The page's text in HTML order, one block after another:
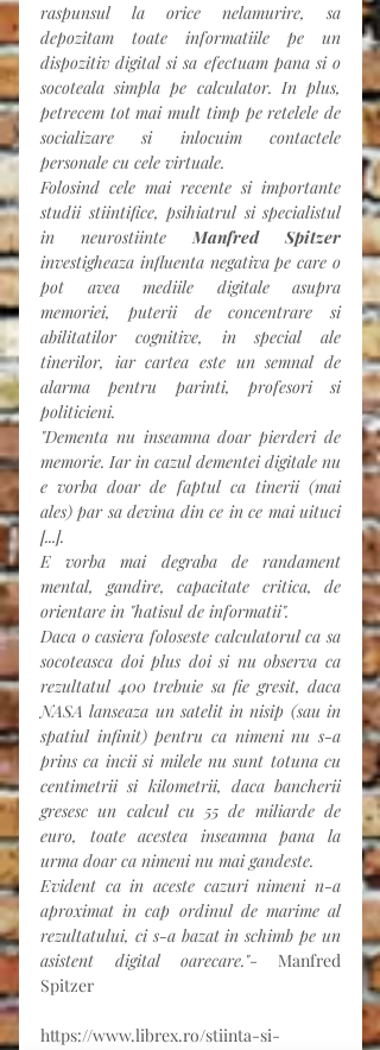
raspunsul la orice nelamurire, sa
depozitam toate informatiile pe un
dispozitiv digital si sa efectuam pana si o
socoteala simpla pe calculator. In plus,
petrecem tot mai mult timp pe retelele de
socializare si inlocuim contactele
personale cu cele virtuale.
Folosind cele mai recente si importante
studii stiintifice, psihiatrul si specialistul
in neurostiinte Manfred Spitzer
investigheaza influenta negativa pe care o
pot avea mediile digitale asupra
memoriei, puterii de concentrare si
abilitatilor cognitive, in special ale
tinerilor, iar cartea este un semnal de
alarma pentru parinti, profesori si
politicieni.
"Dementa nu inseamna doar pierderi de
memorie. Iar in cazul dementei digitale nu
e vorba doar de faptul ca tinerii (mai
ales) par sa devina din ce in ce mai uituci
[...].
E vorba mai degraba de randament
mental, gandire, capacitate critica, de
orientare in "hatisul de informatii".
Daca o casiera foloseste calculatorul ca sa
socoteasca doi plus doi si nu observa ca
rezultatul 400 trebuie sa fie gresit, daca
NASA lanseaza un satelit in nisip (sau in
spatiul infinit) pentru ca nimeni nu s-a
prins ca incii si milele nu sunt totuna cu
centimetrii si kilometrii, daca bancherii
gresesc un calcul cu 55 de miliarde de
euro, toate acestea inseamna pana la
urma doar ca nimeni nu mai gandeste.
Evident ca in aceste cazuri nimeni n-a
aproximat in cap ordinul de marime al
rezultatului, ci s-a bazat in schimb pe un
asistent digital oarecare."- Manfred
Spitzer
https://www.librex.ro/stiinta-si-